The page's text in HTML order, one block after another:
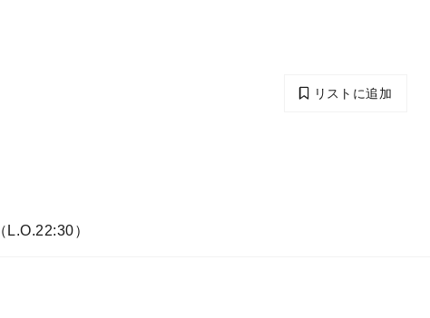
リストに追加
L.O.22:30）